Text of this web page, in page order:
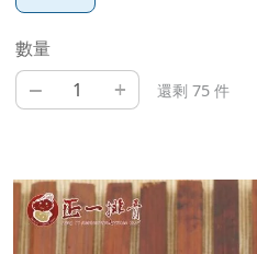
數量
– + 還剩 75 件